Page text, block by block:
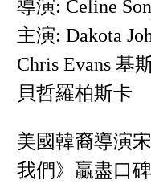
導演: Celine
主演: Dakota
Chris Evans 基
貝哲羅柏斯卡
美國韓裔導演
我們》贏盡口